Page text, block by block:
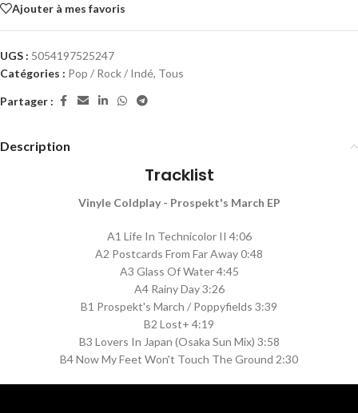
Ajouter à mes favoris
UGS : 5054197525247
Catégories : Pop / Rock / Indé, Tous
Partager :
Description
Tracklist
Vinyle Coldplay - Prospekt's March EP
A1 Life In Technicolor II 4:06
A2 Postcards From Far Away 0:48
A3 Glass Of Water 4:45
A4 Rainy Day 3:26
B1 Prospekt's March / Poppyfields 3:39
B2 Lost+ 4:19
B3 Lovers In Japan (Osaka Sun Mix) 3:58
B4 Now My Feet Won't Touch The Ground 2:30